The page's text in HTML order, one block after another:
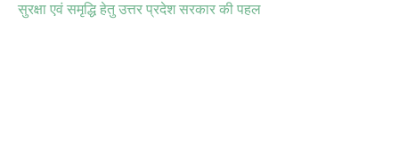
सुरक्षा एवं समृद्धि हेतु उत्तर प्रदेश सरकार की पहल